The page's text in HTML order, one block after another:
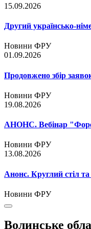
15.09.2026
Другий українсько-
Новини ФРУ
01.09.2026
Продовжено збір
Новини ФРУ
19.08.2026
АНОНС. Вебінар "Форс-
Новини ФРУ
13.08.2026
Анонс. Круглий стіл
Новини ФРУ
Волинське